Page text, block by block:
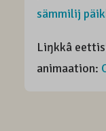
sämmilij
Liŋkkâ
animaation: